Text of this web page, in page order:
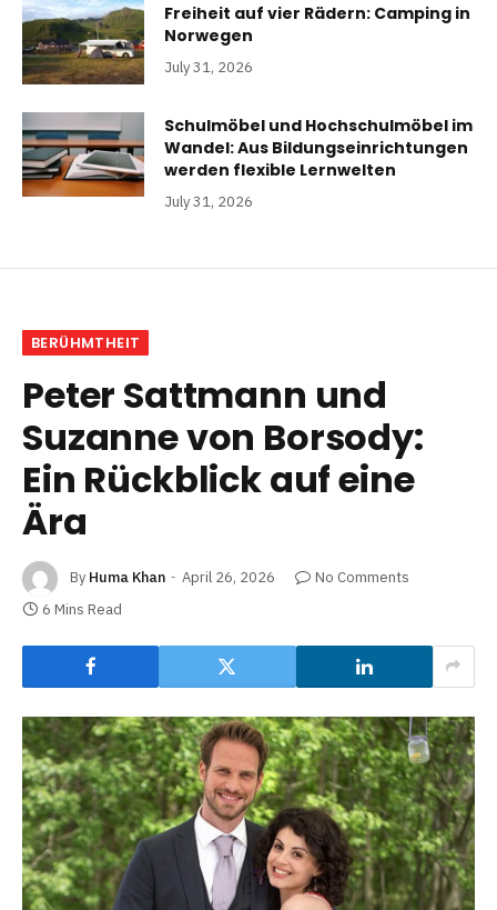
Freiheit auf vier Rädern: Camping in
Norwegen
July 31, 2026
Schulmöbel und Hochschulmöbel im
Wandel: Aus Bildungseinrichtungen
werden flexible Lernwelten
July 31, 2026
BERÜHMTHEIT
Peter Sattmann und
Suzanne von Borsody:
Ein Rückblick auf eine
Ära
By Huma Khan April 26, 2026
No Comments
6 Mins Read